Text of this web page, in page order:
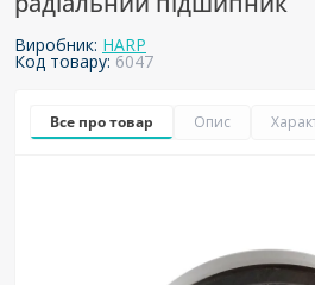
Виробник: HARP
Код товару:6047
Все про товар Опис